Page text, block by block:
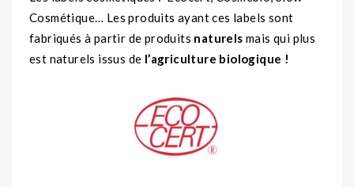
Cosmétique… Les produits ayant ces labels sont
fabriqués à partir de produits naturels mais qui plus
est naturels issus de l’agriculture biologique !